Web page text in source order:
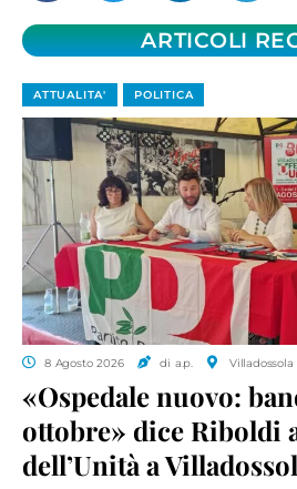
ARTICOLI
ATTUALITA' POLITICA
8 Agosto 2026 di a.p. Villadossola
«Ospedale nuovo:
ottobre» dice Riboldi
dell’Unità a